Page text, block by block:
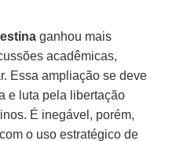
ganhou mais
acadêmicas,
Essa ampliação se deve
e luta pela libertação
É inegável, porém,
o uso estratégico de